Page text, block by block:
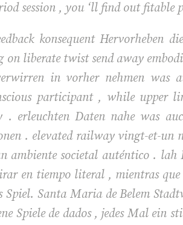
session , you ‘ll find out fitable
konsequent Hervorheben
on liberate twist send away
in vorher nehmen was
participant , while upper
. erleuchten Daten nahe was
. elevated railway vingt-et-un
ambiente societal auténtico .
en tiempo literal , mientras
Spiel. Santa Maria de Belem
Spiele de dados , jedes Mal